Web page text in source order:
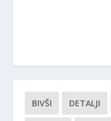
BIVŠI DETALJI